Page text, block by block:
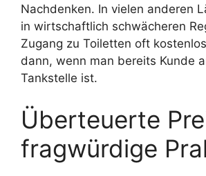
Nachdenken. In vielen anderen
in wirtschaftlich schwächeren
Zugang zu Toiletten oft
dann, wenn man bereits Kunde
Tankstelle ist.
Überteuerte
fragwürdige